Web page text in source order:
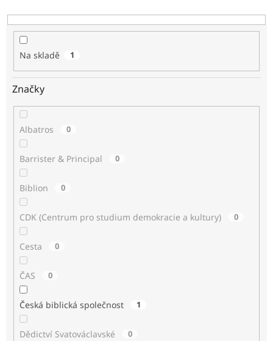
Na skladě 1
Značky
Albatros 0
Barrister & Principal 0
Biblion 0
CDK (Centrum pro studium demokracie a kultury) 0
Cesta 0
ČAS 0
Česká biblická společnost 1
Dědictví Svatováclavské 0